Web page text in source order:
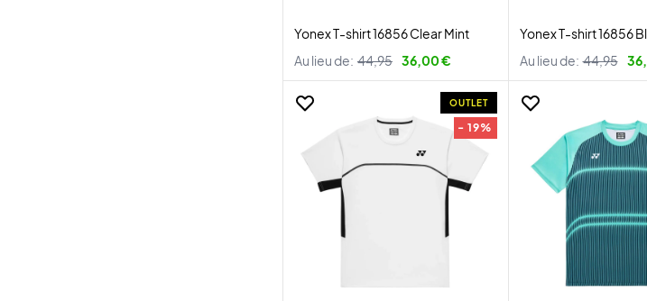
Yonex T-shirt 16856 Clear Mint
Au lieu de: 44,95 36,00 €
Yonex T-shirt 16856
Au lieu de: 44,95
OUTLET
- 19%